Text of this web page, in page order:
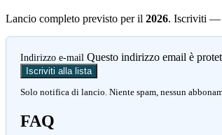
Lancio completo previsto per il 2026. Iscriviti —
Indirizzo e-mail Questo indirizzo email è
Iscriviti alla lista
Solo notifica di lancio. Niente spam, nessun
FAQ